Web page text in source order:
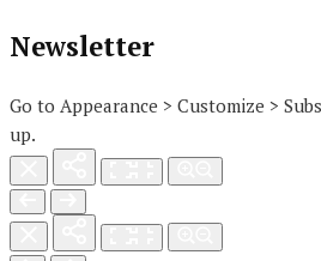
Newsletter
Go to Appearance > Customize >
up.